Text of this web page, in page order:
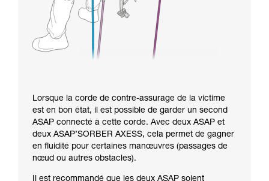
Lorsque la corde de contre-assurage de la victime
est en bon état, il est possible de garder un second
ASAP connecté à cette corde. Avec deux ASAP et
deux ASAP’SORBER AXESS, cela permet de gagner
en fluidité pour certaines manœuvres (passages de
nœud ou autres obstacles).